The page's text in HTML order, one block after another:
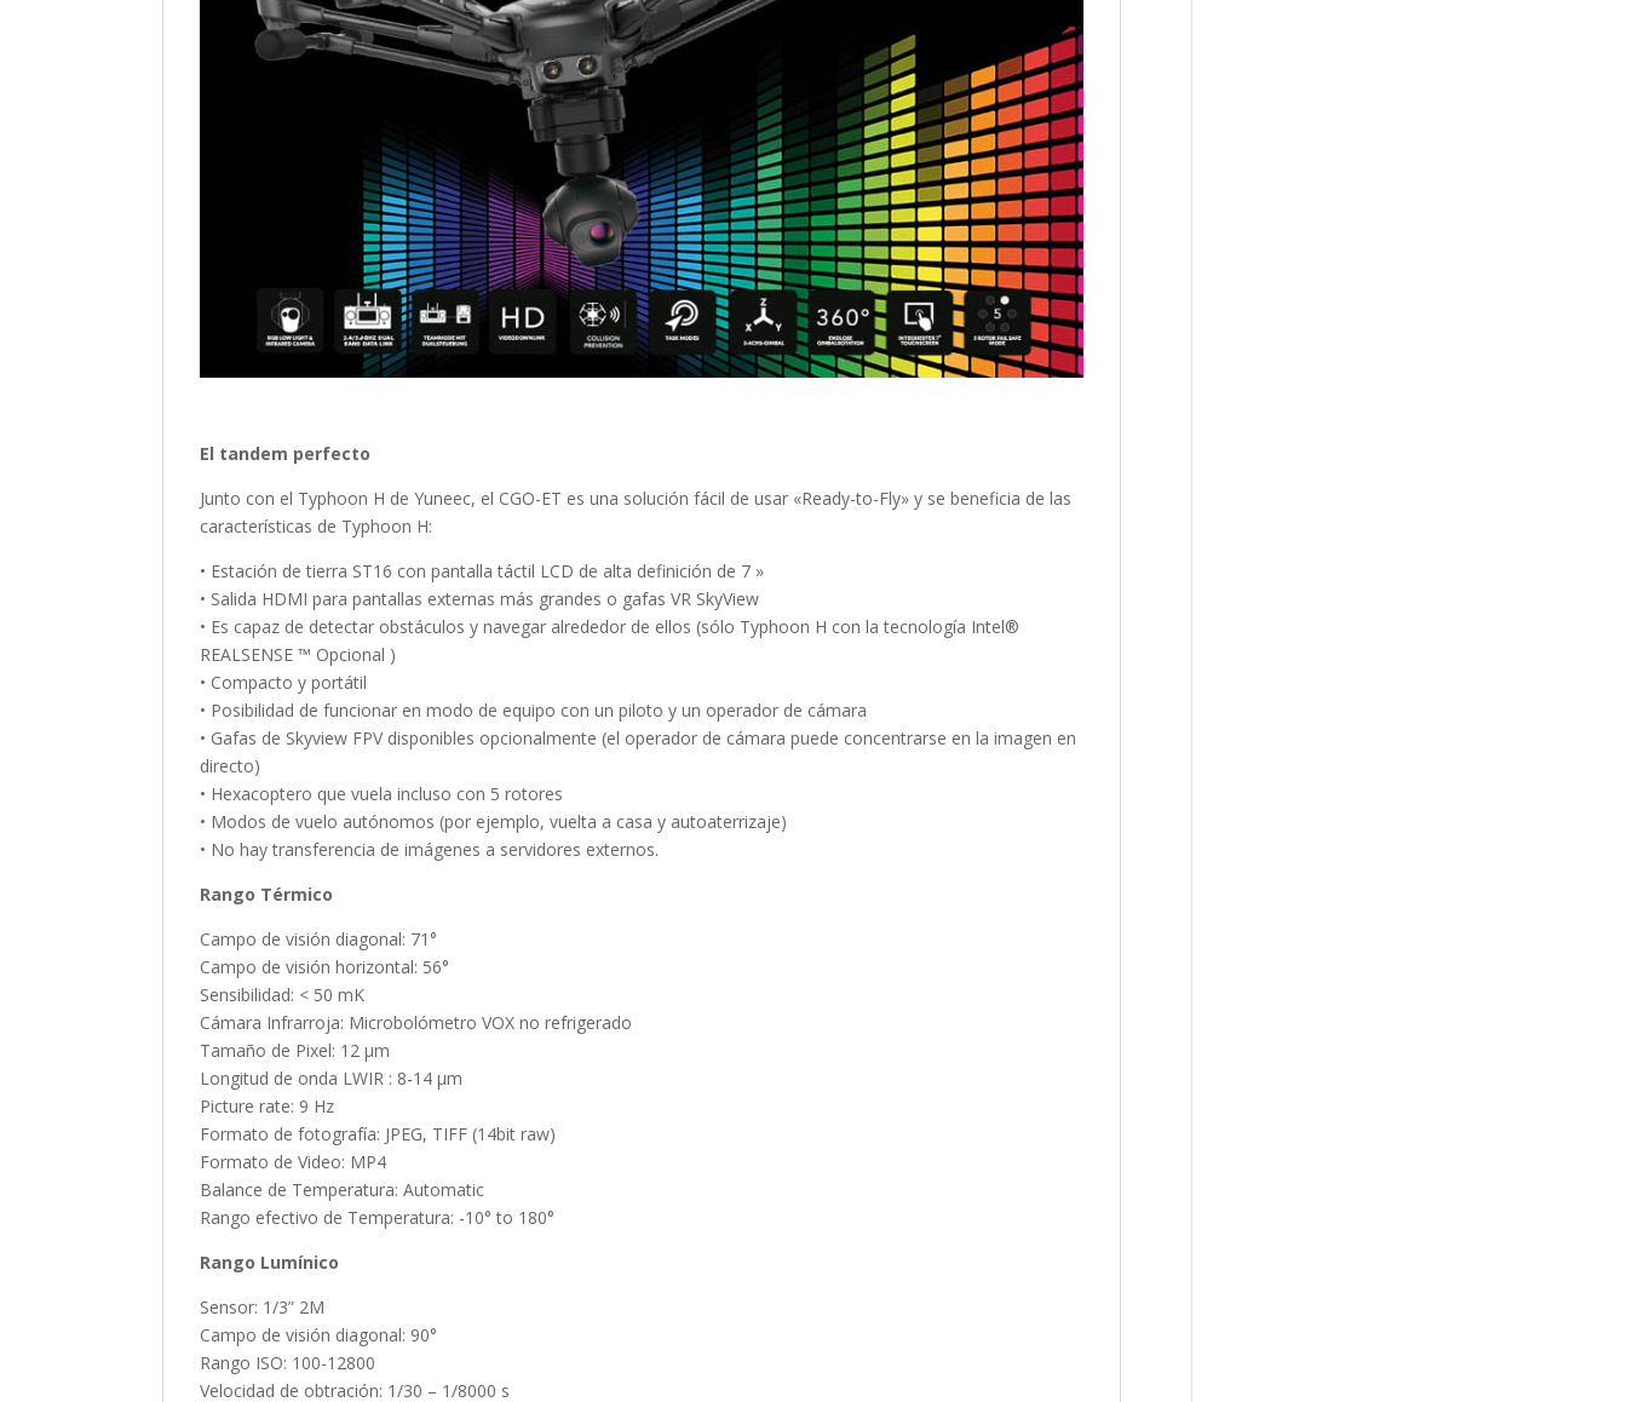
El tandem perfecto
Junto con el Typhoon H de Yuneec, el CGO-ET es una solución fácil de usar «Ready-to-Fly» y se beneficia de las
características de Typhoon H:
• Estación de tierra ST16 con pantalla táctil LCD de alta definición de 7 »
• Salida HDMI para pantallas externas más grandes o gafas VR SkyView
• Es capaz de detectar obstáculos y navegar alrededor de ellos (sólo Typhoon H con la tecnología Intel®
REALSENSE ™ Opcional )
• Compacto y portátil
• Posibilidad de funcionar en modo de equipo con un piloto y un operador de cámara
• Gafas de Skyview FPV disponibles opcionalmente (el operador de cámara puede concentrarse en la imagen en
directo)
• Hexacoptero que vuela incluso con 5 rotores
• Modos de vuelo autónomos (por ejemplo, vuelta a casa y autoaterrizaje)
• No hay transferencia de imágenes a servidores externos.
Rango Térmico
Campo de visión diagonal: 71°
Campo de visión horizontal: 56°
Sensibilidad: < 50 mK
Cámara Infrarroja: Microbolómetro VOX no refrigerado
Tamaño de Pixel: 12 μm
Longitud de onda LWIR : 8-14 μm
Picture rate: 9 Hz
Formato de fotografía: JPEG, TIFF (14bit raw)
Formato de Video: MP4
Balance de Temperatura: Automatic
Rango efectivo de Temperatura: -10° to 180°
Rango Lumínico
Sensor: 1/3” 2M
Campo de visión diagonal: 90°
Rango ISO: 100-12800
Velocidad de obtración: 1/30 – 1/8000 s